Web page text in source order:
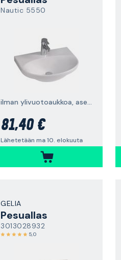
Nautic 5550
ilman ylivuotoaukkoa, asennettavaksi pulteilla/kannakkeilla
81,40 €
Lähetetään ma 10. elokuuta
GELIA
Pesuallas
3013028932
5,0